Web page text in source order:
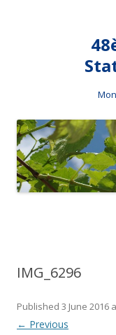
IMG_6296
Published 3 June 2016
← Previous